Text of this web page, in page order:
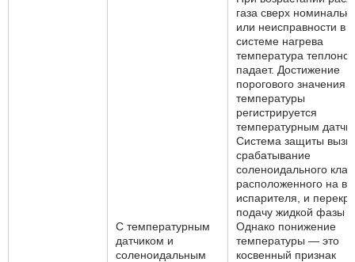
С температурным
датчиком и
соленоидальным
газа сверх
или неисправности в
системе нагрева
температура
падает. Достижение
порогового значения
температуры
регистрируется
температурным
Система защиты
срабатывание
соленоидального
расположенного на
испарителя, и
подачу жидкой фазы
Однако понижение
температуры — это
косвенный признак